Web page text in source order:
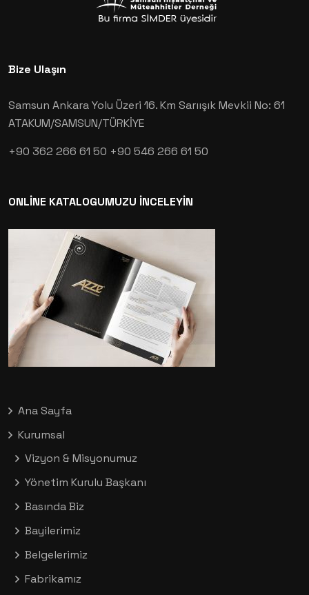
Bize Ulaşın
Samsun Ankara Yolu Üzeri 16. Km Sarıışık Mevkii No: 61
ATAKUM/SAMSUN/TÜRKİYE
+90 362 266 61 50 +90 546 266 61 50
ONLİNE KATALOGUMUZU İNCELEYİN
Ana Sayfa
Kurumsal
Vizyon & Misyonumuz
Yönetim Kurulu Başkanı
Basında Biz
Bayilerimiz
Belgelerimiz
Fabrikamız